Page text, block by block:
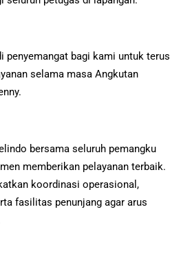
penyemangat bagi kami untuk terus
selama masa Angkutan
bersama seluruh pemangku
memberikan pelayanan terbaik.
koordinasi operasional,
fasilitas penunjang agar arus